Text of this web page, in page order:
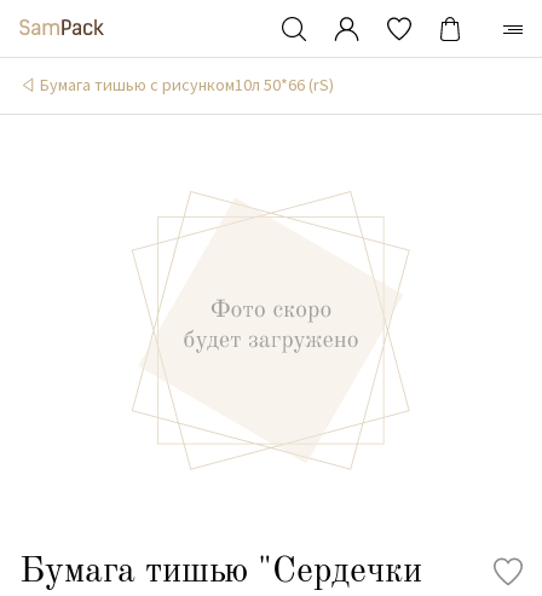
Бумага тишью с рисунком10л 50*66 (rS)
Бумага тишью "Сердечки